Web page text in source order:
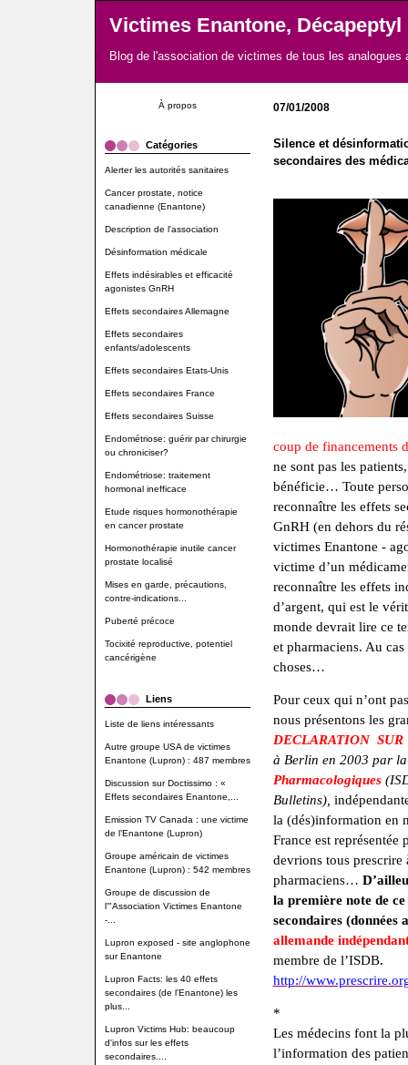
Victimes Enantone, Décapeptyl
Blog de l'association de victimes de tous les
À propos
Catégories
Alerter les autorités sanitaires
Cancer prostate, notice
canadienne (Enantone)
Description de l'association
Désinformation médicale
Effets indésirables et efficacité
agonistes GnRH
Effets secondaires Allemagne
Effets secondaires
enfants/adolescents
Effets secondaires Etats-Unis
Effets secondaires France
Effets secondaires Suisse
Endométriose: guérir par chirurgie
ou chroniciser?
Endométriose: traitement
hormonal inefficace
Etude risques hormonothérapie
en cancer prostate
Hormonothérapie inutile cancer
prostate localisé
Mises en garde, précautions,
contre-indications...
Puberté précoce
Tocixité reproductive, potentiel
cancérigène
Liens
Liste de liens intéressants
Autre groupe USA de victimes
Enantone (Lupron) : 487 membres
Discussion sur Doctissimo : «
Effets secondaires Enantone,...
Emission TV Canada : une victime
de l’Enantone (Lupron)
Groupe américain de victimes
Enantone (Lupron) : 542 membres
Groupe de discussion de
l'"Association Victimes Enantone
-...
Lupron exposed - site anglophone
sur Enantone
Lupron Facts: les 40 effets
secondaires (de l'Enantone) les
plus...
Lupron Victims Hub: beaucoup
d'infos sur les effets
secondaires....
07/01/2008
Silence et
secondaires des
coup de financements
ne sont pas les
bénéficie… Toute
reconnaître les effets
GnRH (en dehors du
victimes Enantone -
victime d’un
reconnaître les effets
d’argent, qui est le
monde devrait lire ce
et pharmaciens. Au
choses…
Pour ceux qui n’ont
nous présentons les
DECLARATION
à Berlin en 2003 par la
Pharmacologiques
Bulletins),
la (dés)information en
France est représentée
devrions tous prescrire
pharmaciens…
la première note de
secondaires
allemande
membre de l’ISDB.
http://
*
Les médecins font la
l’information des